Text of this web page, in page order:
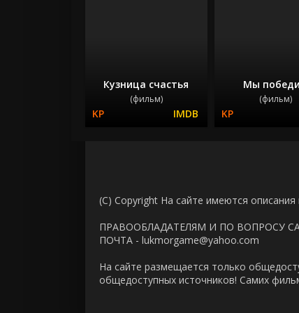
Кузница счастья
(фильм)
Мы
(фильм)
(C) Copyright На сайте имеются описания
ПРАВООБЛАДАТЕЛЯМ И ПО ВОПРОСУ
ПОЧТА - lukmorgame@yahoo.com
На сайте размещается только
общедоступных источников! Самих